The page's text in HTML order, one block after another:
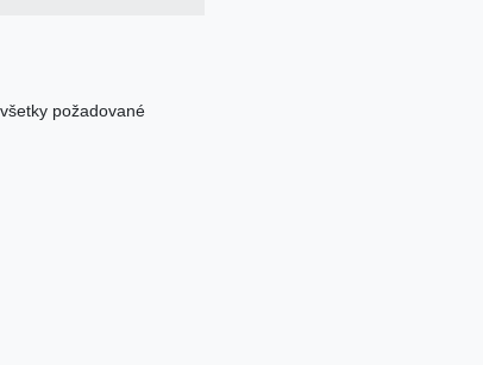
požadované